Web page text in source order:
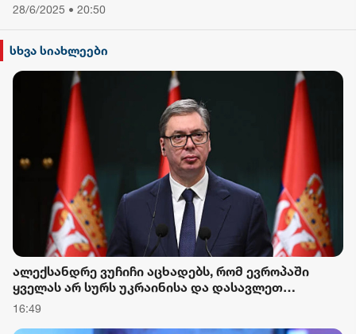
28/6/2025 • 20:50
სხვა სიახლეები
ალექსანდრე ვუჩიჩი აცხადებს, რომ ევროპაში
ყველას არ სურს უკრაინისა და დასავლეთ
ბალკანეთის ქვეყნების ევროინტეგრაცია
16:49